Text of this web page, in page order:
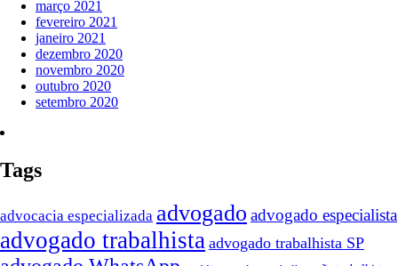
março 2021
fevereiro 2021
janeiro 2021
dezembro 2020
novembro 2020
outubro 2020
setembro 2020
Tags
advocacia especializada advogado advogado especialista
advogado trabalhista advogado trabalhista SP